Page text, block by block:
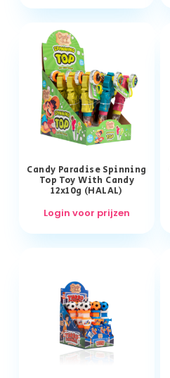
Candy Paradise Spinning
Top Toy With Candy
12x10g (HALAL)
Login voor prijzen